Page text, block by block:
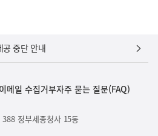
공 중단 안내
이메일 수집거부자주 묻는 질문(FAQ)
정부세종청사 15동